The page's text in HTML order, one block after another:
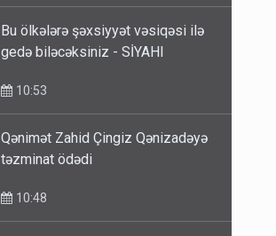
Bu ölkələrə şəxsiyyət vəsiqəsi ilə
Qənimət Zahid Çingiz Qənizadəyə